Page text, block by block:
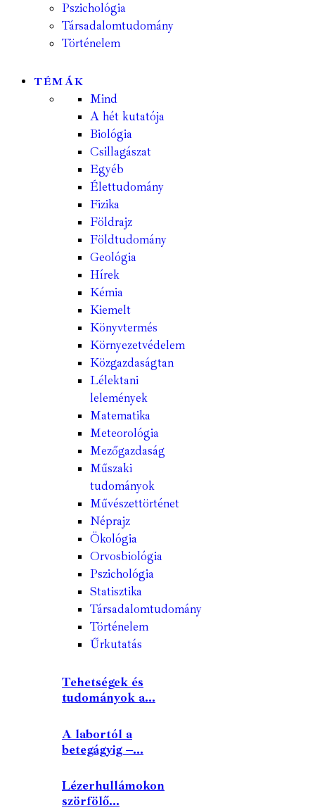
Pszichológia
Társadalomtudomány
Történelem
TÉMÁK
Mind
A hét kutatója
Biológia
Csillagászat
Egyéb
Élettudomány
Fizika
Földrajz
Földtudomány
Geológia
Hírek
Kémia
Kiemelt
Könyvtermés
Környezetvédelem
Közgazdaságtan
Lélektani
lelemények
Matematika
Meteorológia
Mezőgazdaság
Műszaki
tudományok
Művészettörténet
Néprajz
Ökológia
Orvosbiológia
Pszichológia
Statisztika
Társadalomtudomány
Történelem
Űrkutatás
Tehetségek és
tudományok a...
A labortól a
betegágyig –...
Lézerhullámokon
szörfölő...